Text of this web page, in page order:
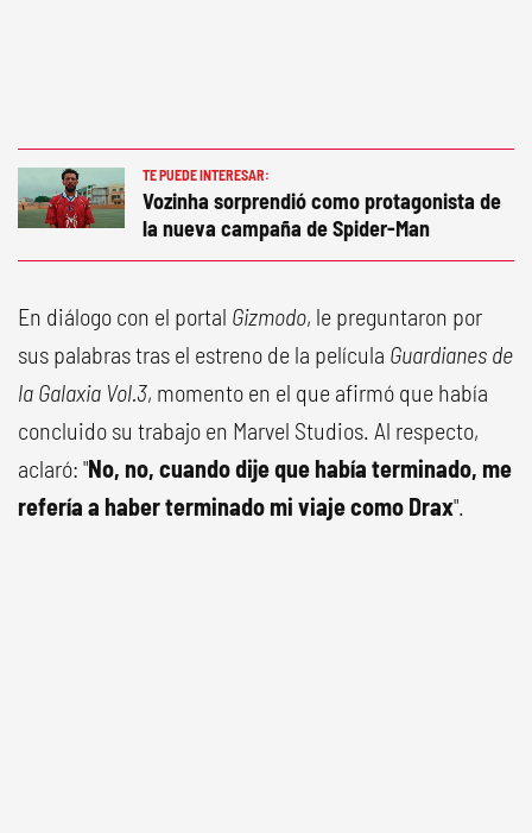
TE PUEDE INTERESAR:
Vozinha sorprendió como protagonista de
la nueva campaña de Spider-Man
En diálogo con el portal Gizmodo, le preguntaron por
sus palabras tras el estreno de la película Guardianes de
la Galaxia Vol.3, momento en el que afirmó que había
concluido su trabajo en Marvel Studios. Al respecto,
aclaró: "No, no, cuando dije que había terminado, me
refería a haber terminado mi viaje como Drax".